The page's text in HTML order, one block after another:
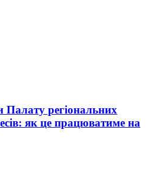
Палату регіональних
як це працюватиме на